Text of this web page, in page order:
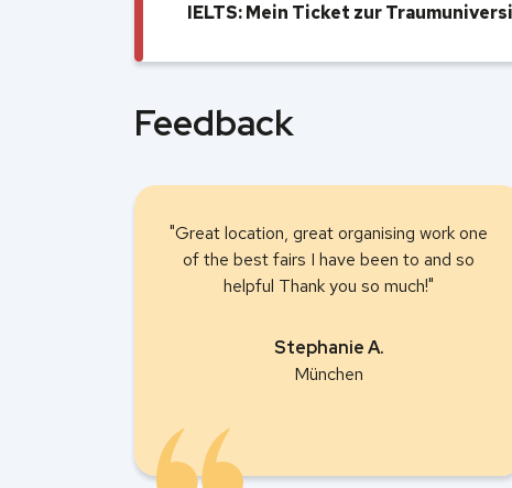
IELTS: Mein Ticket zur
Feedback
"Great location, great organising work one
of the best fairs I have been to and so
helpful Thank you so much!"
Stephanie A.
München